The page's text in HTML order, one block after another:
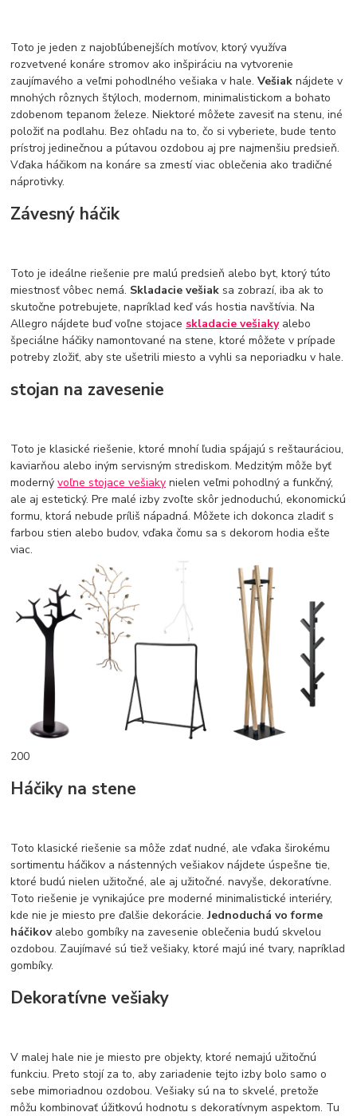
Toto je jeden z najobľúbenejších motívov, ktorý využíva
rozvetvené konáre stromov ako inšpiráciu na vytvorenie
zaujímavého a veľmi pohodlného vešiaka v hale.Vešiaknájdete v
mnohých rôznych štýloch, modernom, minimalistickom a bohato
zdobenom tepanom železe. Niektoré môžete zavesiť na stenu, iné
položiť na podlahu. Bez ohľadu na to, čo si vyberiete, bude tento
prístroj jedinečnou a pútavou ozdobou aj pre najmenšiu predsieň.
Vďaka háčikom na konáre sa zmestí viac oblečenia ako tradičné
náprotivky.
Závesný háčik
Toto je ideálne riešenie pre malú predsieň alebo byt, ktorý túto
miestnosť vôbec nemá. Skladacie vešiak sa zobrazí, iba ak to
skutočne potrebujete, napríklad keď vás hostia navštívia. Na
Allegro nájdete buď voľne stojace skladacie vešiakyalebo
špeciálne háčiky namontované na stene, ktoré môžete v prípade
potreby zložiť, aby ste ušetrili miesto a vyhli sa neporiadku v hale.
stojan na zavesenie
Toto je klasické riešenie, ktoré mnohí ľudia spájajú s reštauráciou,
kaviarňou alebo iným servisným strediskom. Medzitým môže byť
modernývoľne stojace vešiaky nielen veľmi pohodlný a funkčný,
ale aj estetický. Pre malé izby zvoľte skôr jednoduchú, ekonomickú
formu, ktorá nebude príliš nápadná. Môžete ich dokonca zladiť s
farbou stien alebo budov, vďaka čomu sa s dekorom hodia ešte
viac.
200
Háčiky na stene
Toto klasické riešenie sa môže zdať nudné, ale vďaka širokému
sortimentu háčikov a nástenných vešiakov nájdete úspešne tie,
ktoré budú nielen užitočné, ale aj užitočné. navyše, dekoratívne.
Toto riešenie je vynikajúce pre moderné minimalistické interiéry,
kde nie je miesto pre ďalšie dekorácie.Jednoduchá vo forme
háčikov alebo gombíky na zavesenie oblečenia budú skvelou
ozdobou. Zaujímavé sú tiež vešiaky, ktoré majú iné tvary, napríklad
gombíky.
Dekoratívne vešiaky
V malej hale nie je miesto pre objekty, ktoré nemajú užitočnú
funkciu. Preto stojí za to, aby zariadenie tejto izby bolo samo o
sebe mimoriadnou ozdobou. Vešiaky sú na to skvelé, pretože
môžu kombinovať úžitkovú hodnotu s dekoratívnym aspektom. Tu